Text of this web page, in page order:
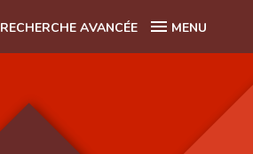
RECHERCHE AVANCÉE MENU